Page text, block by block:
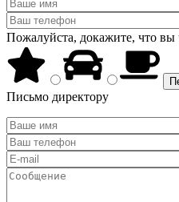
Пожалуйста, докажите, что вы
Письмо директору